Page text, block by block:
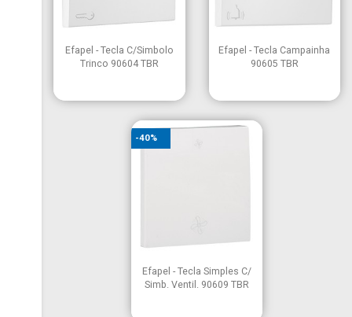
Vista rápida
Efapel - Tecla C/Simbolo
Trinco 90604 TBR
Vista rápida
Efapel - Tecla Campainha
90605 TBR
Vista rápida
Efapel - Tecla Simples C/
Simb. Ventil. 90609 TBR
-40%